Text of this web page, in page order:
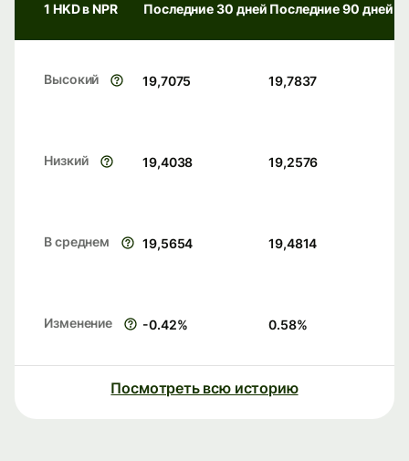
1 HKD в NPR Последние 30 дней Последние 90 дней
Высокий 19,7075 19,7837
Низкий 19,4038 19,2576
В среднем 19,5654 19,4814
Изменение -0.42% 0.58%
Посмотреть всю историю